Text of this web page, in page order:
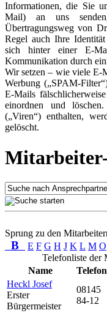
Informationen, die Sie
Mail) an uns
Übertragungsweg von
Regel auch Ihre
sich hinter einer E-
Kommunikation durch
Wir setzen – wie viele E-
Werbung („SPAM-
E-Mails
einordnen und
(„Viren“) enthalten,
gelöscht.
Sprung zu den
B E F G H J K L M O
Telefonliste der
Name
Telefon
Heckl Josef
Erster
Bürgermeister
08145
84-12